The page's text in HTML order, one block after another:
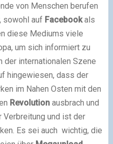
von Menschen berufen
sowohl auf Facebookals
diese Mediums viele
um sich informiert zu
der internationalen Szene
hingewiesen, dass der
im Nahen Osten mit den
Revolutionausbrach und
Verbreitung und ist der
Es sei auch wichtig, die